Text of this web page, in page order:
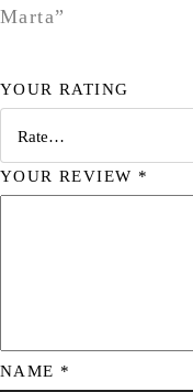
Marta”
YOUR RATING
YOUR REVIEW *
NAME *